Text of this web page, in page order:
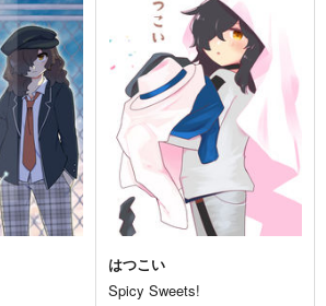
はつこい
Spicy Sweets!